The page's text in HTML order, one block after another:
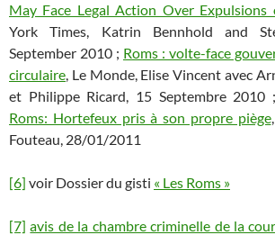
May Face Legal Action Over Expulsions
York Times‎, Katrin Bennhold and
September 2010 ; Roms : volte-face
circulaire, Le Monde, Elise Vincent avec
et Philippe Ricard, 15 Septembre 2010 ;
Roms: Hortefeux pris à son propre piège
Fouteau, 28/01/2011
[6] voir Dossier du gisti « Les Roms »
[7] avis de la chambre criminelle de la